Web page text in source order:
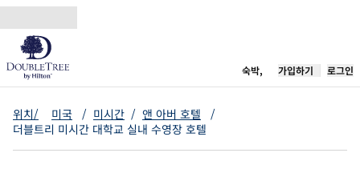
콘텐츠로 이동
숙박, 새 탭 열림
가입하기 로그인
위치/ 미국 / 미시간 / 앤 아버 호텔
/
더블트리 미시간 대학교 실내 수영장 호텔